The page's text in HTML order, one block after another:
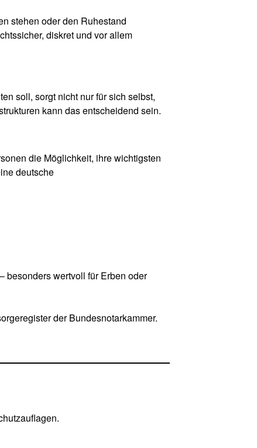
stehen oder den Ruhestand
diskret und vor allem
soll, sorgt nicht nur für sich selbst,
kann das entscheidend sein.
die Möglichkeit, ihre wichtigsten
deutsche
besonders wertvoll für Erben oder
der Bundesnotarkammer.